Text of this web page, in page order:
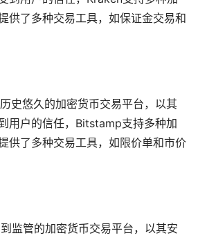
供了多种交易工具，如保证金交易和
史悠久的加密货币交易平台，以其
用户的信任，Bitstamp支持多种加
供了多种交易工具，如限价单和市价
监管的加密货币交易平台，以其安